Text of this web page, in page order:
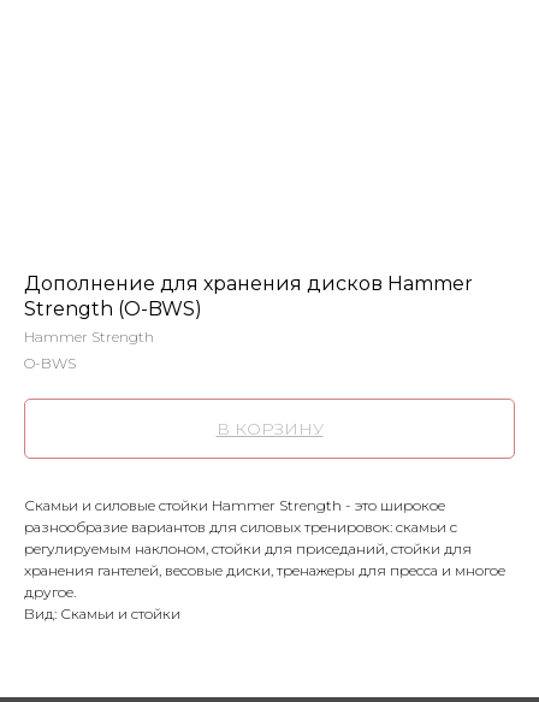
Дополнение для хранения дисков Hammer
Strength (O-BWS)
Hammer Strength
O-BWS
В КОРЗИНУ
Скамьи и cиловые стойки Hammer Strength - это широкое
разнообразие вариантов для силовых тренировок: скамьи с
регулируемым наклоном, стойки для приседаний, стойки для
хранения гантелей, весовые диски, тренажеры для пресса и многое
другое.
Вид: Скамьи и стойки